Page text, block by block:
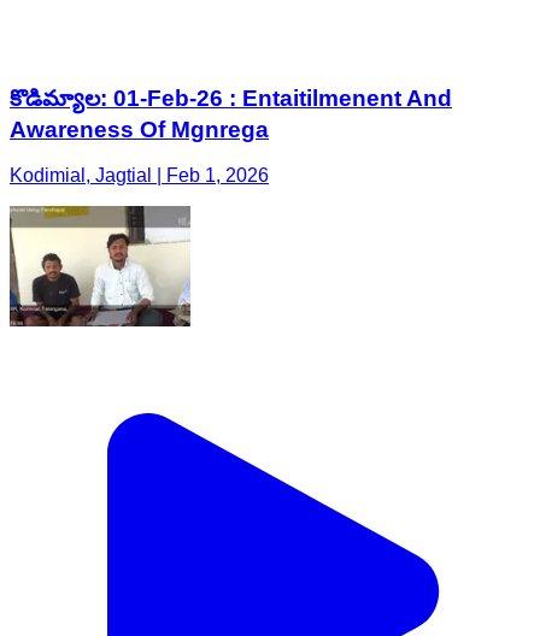
కొడిమ్యాల: 01-Feb-26 : Entaitilmenent And
Awareness Of Mgnrega
Kodimial, Jagtial | Feb 1, 2026